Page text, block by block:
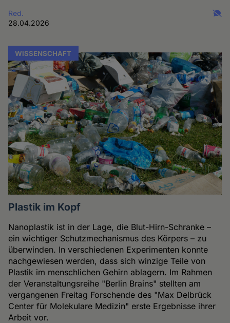
Red.
28.04.2026
WISSENSCHAFT
Plastik im Kopf
Nanoplastik ist in der Lage, die Blut-Hirn-Schranke –
ein wichtiger Schutzmechanismus des Körpers – zu
überwinden. In verschiedenen Experimenten konnte
nachgewiesen werden, dass sich winzige Teile von
Plastik im menschlichen Gehirn ablagern. Im Rahmen
der Veranstaltungsreihe "Berlin Brains" stellten am
vergangenen Freitag Forschende des "Max Delbrück
Center für Molekulare Medizin" erste Ergebnisse ihrer
Arbeit vor.